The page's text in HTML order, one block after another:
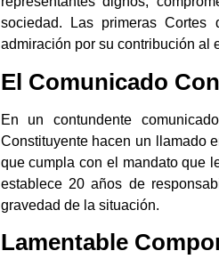
sociedad. Las primeras Cortes
admiración por su contribución al
El Comunicado
En un contundente
Constituyente hacen un llamado
que cumpla con el mandato que
establece 20 años de
gravedad de la situación.
Lamentable